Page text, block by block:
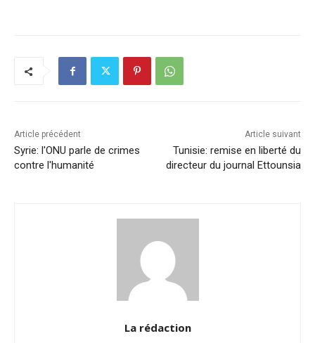
k
dI
n
A
p
Li
n
Article précédent
Syrie: l'ONU parle de crimes
contre l'humanité
Article suivant
Tunisie: remise en liberté du
directeur du journal Ettounsia
La rédaction